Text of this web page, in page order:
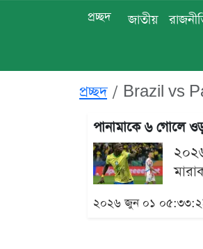
প্রচ্ছদ জাতীয়
প্রচ্ছদ Brazil vs
পানামাকে ৬ গোলে
২০২৬ জুন ০১